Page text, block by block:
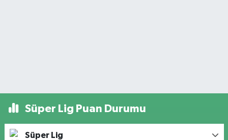
Süper Lig Puan Durumu
Süper Lig